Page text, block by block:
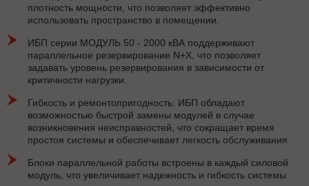
плотность мощности, что позволяет эффективно
использовать пространство в помещении.
ИБП серии МОДУЛЬ 50 - 2000 кВА поддерживают
параллельное резервирование N+X, что позволяет
задавать уровень резервирования в зависимости от
критичности нагрузки.
Гибкость и ремонтопригодность: ИБП обладают
возможностью быстрой замены модулей в случае
возникновения неисправностей, что сокращает время
простоя системы и обеспечивает легкость обслуживания
Блоки параллельной работы встроены в каждый силовой
модуль, что увеличивает надежность и гибкость системы